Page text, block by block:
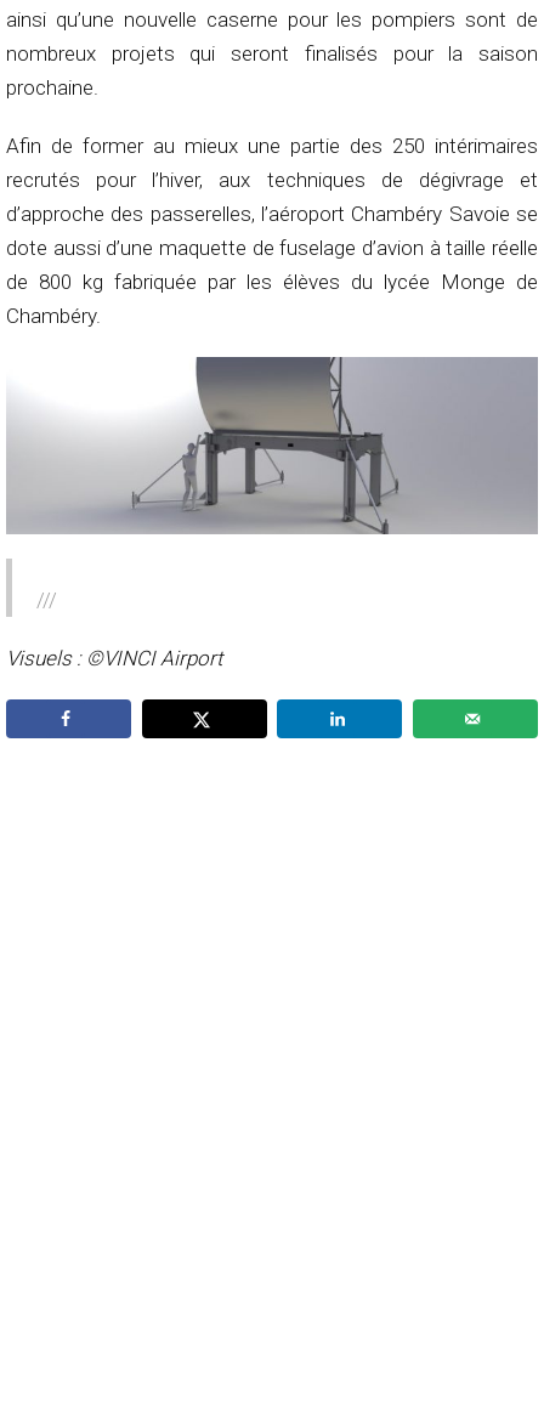
ainsi qu’une nouvelle caserne pour les pompiers sont de
nombreux projets qui seront finalisés pour la saison
prochaine.
Afin de former au mieux une partie des 250 intérimaires
recrutés pour l’hiver, aux techniques de dégivrage et
d’approche des passerelles, l’aéroport Chambéry Savoie se
dote aussi d’une maquette de fuselage d’avion à taille réelle
de 800 kg fabriquée par les élèves du lycée Monge de
Chambéry.
///
Visuels : ©VINCI Airport